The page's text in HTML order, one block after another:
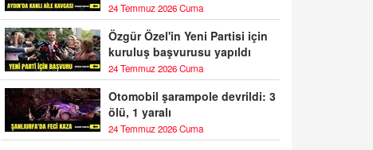
24 Temmuz 2026 Cuma
Özgür Özel'in Yeni Partisi için
kuruluş başvurusu yapıldı
24 Temmuz 2026 Cuma
Otomobil şarampole devrildi: 3
ölü, 1 yaralı
24 Temmuz 2026 Cuma